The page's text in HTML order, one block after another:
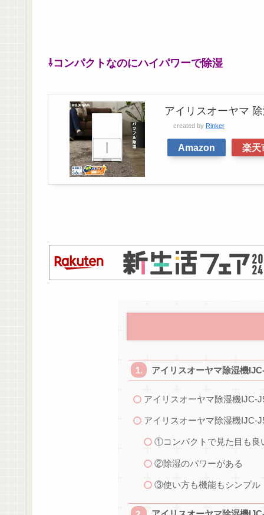
⇩コンパクトなのにハイパワーで除湿
アイリスオーヤマ
created by Rinker
Amazon 楽天
アイリスオーヤマ除湿機
アイリスオーヤマ除湿機IJC-
アイリスオーヤマ除湿機IJC-
①コンパクトで見た目も良
②除湿のパワーがある
③使い方も機能もシンプル